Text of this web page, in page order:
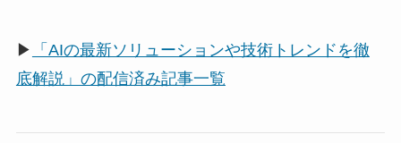
▶
「AIの最新ソリューションや技術トレンドを徹
底解説」の配信済み記事一覧